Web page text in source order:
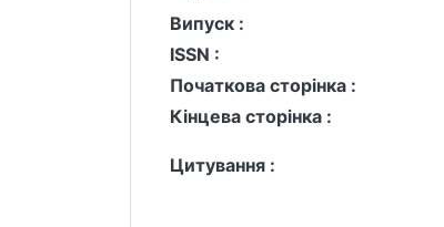
Випуск :
ISSN :
Початкова сторінка :
Кінцева сторінка :
Цитування :